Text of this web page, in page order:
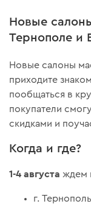
Новые
Тернополе и
Новые салоны
приходите
пообщаться в
покупатели
скидками и
Когда и где?
1-4 августа ждем
г.